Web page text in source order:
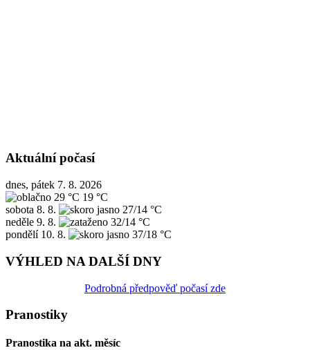
Aktuální počasí
dnes, pátek 7. 8. 2026
29 °C 19 °C
sobota 8. 8.
27/14 °C
neděle 9. 8.
32/14 °C
pondělí 10. 8. 37/18 °C
VÝHLED NA DALŠÍ DNY
Podrobná předpověď počasí zde
Pranostiky
Pranostika na akt. měsíc